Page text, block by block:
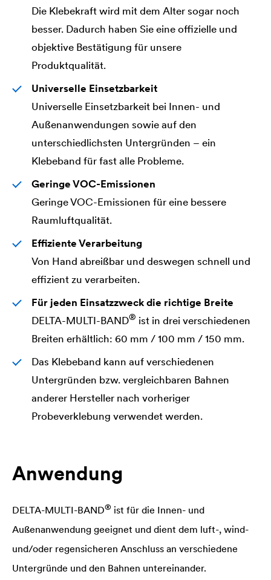
Die Klebekraft wird mit dem Alter sogar noch
besser. Dadurch haben Sie eine offizielle und
objektive Bestätigung für unsere
Produktqualität.
Universelle Einsetzbarkeit
Universelle Einsetzbarkeit bei Innen- und
Außenanwendungen sowie auf den
unterschiedlichsten Untergründen – ein
Klebeband für fast alle Probleme.
Geringe VOC-Emissionen
Geringe VOC-Emissionen für eine bessere
Raumluftqualität.
Effiziente Verarbeitung
Von Hand abreißbar und deswegen schnell und
effizient zu verarbeiten.
Für jeden Einsatzzweck die richtige Breite
DELTA-MULTI-BAND® ist in drei verschiedenen
Breiten erhältlich: 60 mm / 100 mm / 150 mm.
Das Klebeband kann auf verschiedenen
Untergründen bzw. vergleichbaren Bahnen
anderer Hersteller nach vorheriger
Probeverklebung verwendet werden.
Anwendung
DELTA-MULTI-BAND® ist für die Innen- und
Außenanwendung geeignet und dient dem luft-, wind-
und/oder regensicheren Anschluss an verschiedene
Untergründe und den Bahnen untereinander.